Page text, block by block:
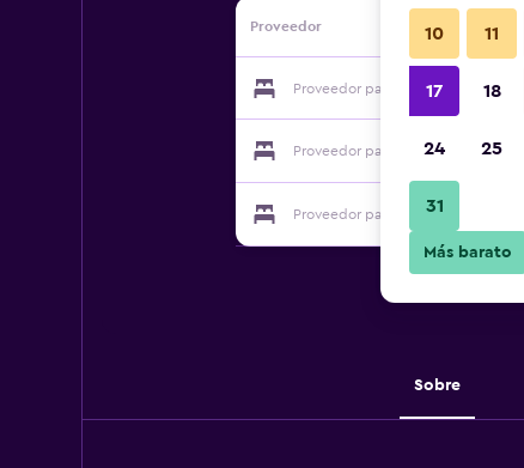
Proveedor
Proveedor para Hotel Garni Altstadt
Proveedor para Hotel Garni Altstadt
Proveedor para Hotel Garni Altstadt
Sobre
10 11
17 18
24 25
31
Más barato